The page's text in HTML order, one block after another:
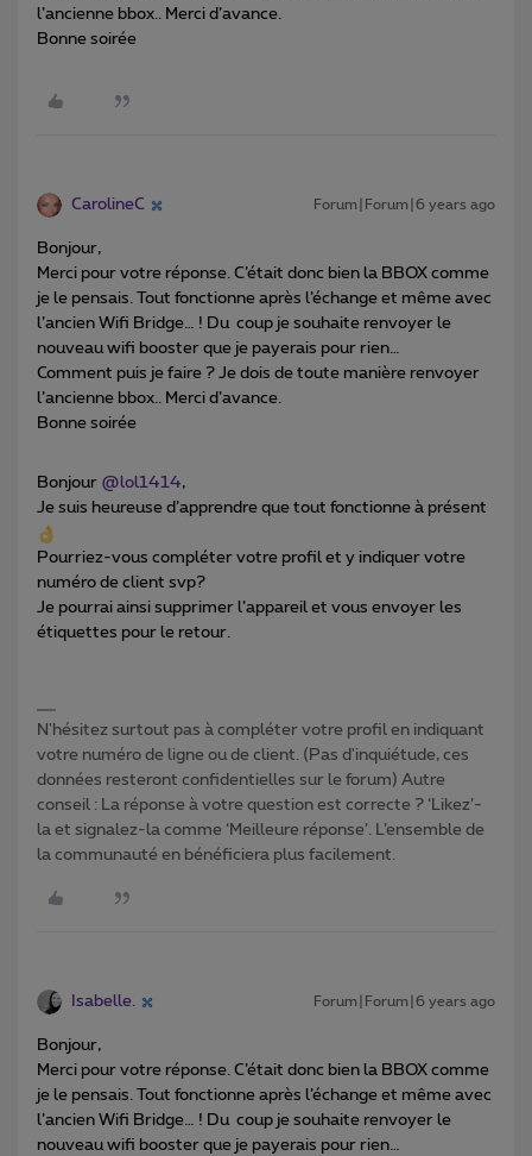
l’ancienne bbox.. Merci d’avance.
Bonne soirée
CarolineC Forum|Forum|6 years ago
Bonjour,
Merci pour votre réponse. C’était donc bien la BBOX comme
je le pensais. Tout fonctionne après l’échange et même avec
l’ancien Wifi Bridge… ! Du coup je souhaite renvoyer le
nouveau wifi booster que je payerais pour rien…
Comment puis je faire ? Je dois de toute manière renvoyer
l’ancienne bbox.. Merci d’avance.
Bonne soirée
Bonjour @lol1414,
Je suis heureuse d’apprendre que tout fonctionne à présent
Pourriez-vous compléter votre profil et y indiquer votre
numéro de client svp?
Je pourrai ainsi supprimer l’appareil et vous envoyer les
étiquettes pour le retour.
N'hésitez surtout pas à compléter votre profil en indiquant
votre numéro de ligne ou de client. (Pas d'inquiétude, ces
données resteront confidentielles sur le forum) Autre
conseil : La réponse à votre question est correcte ? ‘Likez’-
la et signalez-la comme ‘Meilleure réponse’. L’ensemble de
la communauté en bénéficiera plus facilement.
Isabelle. Forum|Forum|6 years ago
Bonjour,
Merci pour votre réponse. C’était donc bien la BBOX comme
je le pensais. Tout fonctionne après l’échange et même avec
l’ancien Wifi Bridge… ! Du coup je souhaite renvoyer le
nouveau wifi booster que je payerais pour rien…